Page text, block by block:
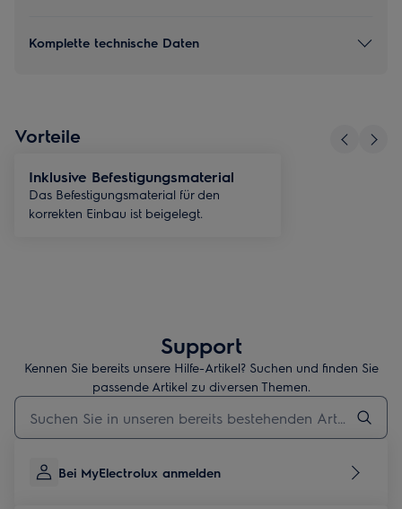
Komplette technische Daten
Vorteile
Inklusive Befestigungsmaterial
Das Befestigungsmaterial für den
korrekten Einbau ist beigelegt.
Support
Kennen Sie bereits unsere Hilfe-Artikel? Suchen und finden Sie
passende Artikel zu diversen Themen.
Geben Sie den Suchbegriff für Support-Artikel ein
Bei MyElectrolux anmelden